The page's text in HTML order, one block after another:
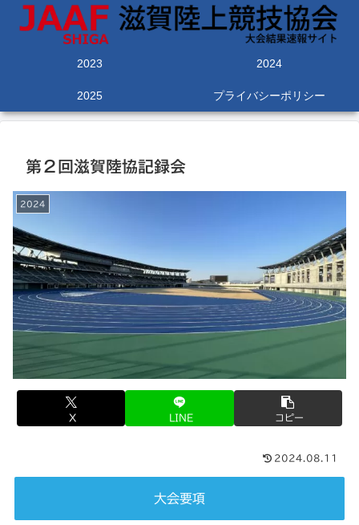
2023 2024
2025 プライバシーポリシー
第２回滋賀陸協記録会
2024
X LINE コピー
2024.08.11
大会要項